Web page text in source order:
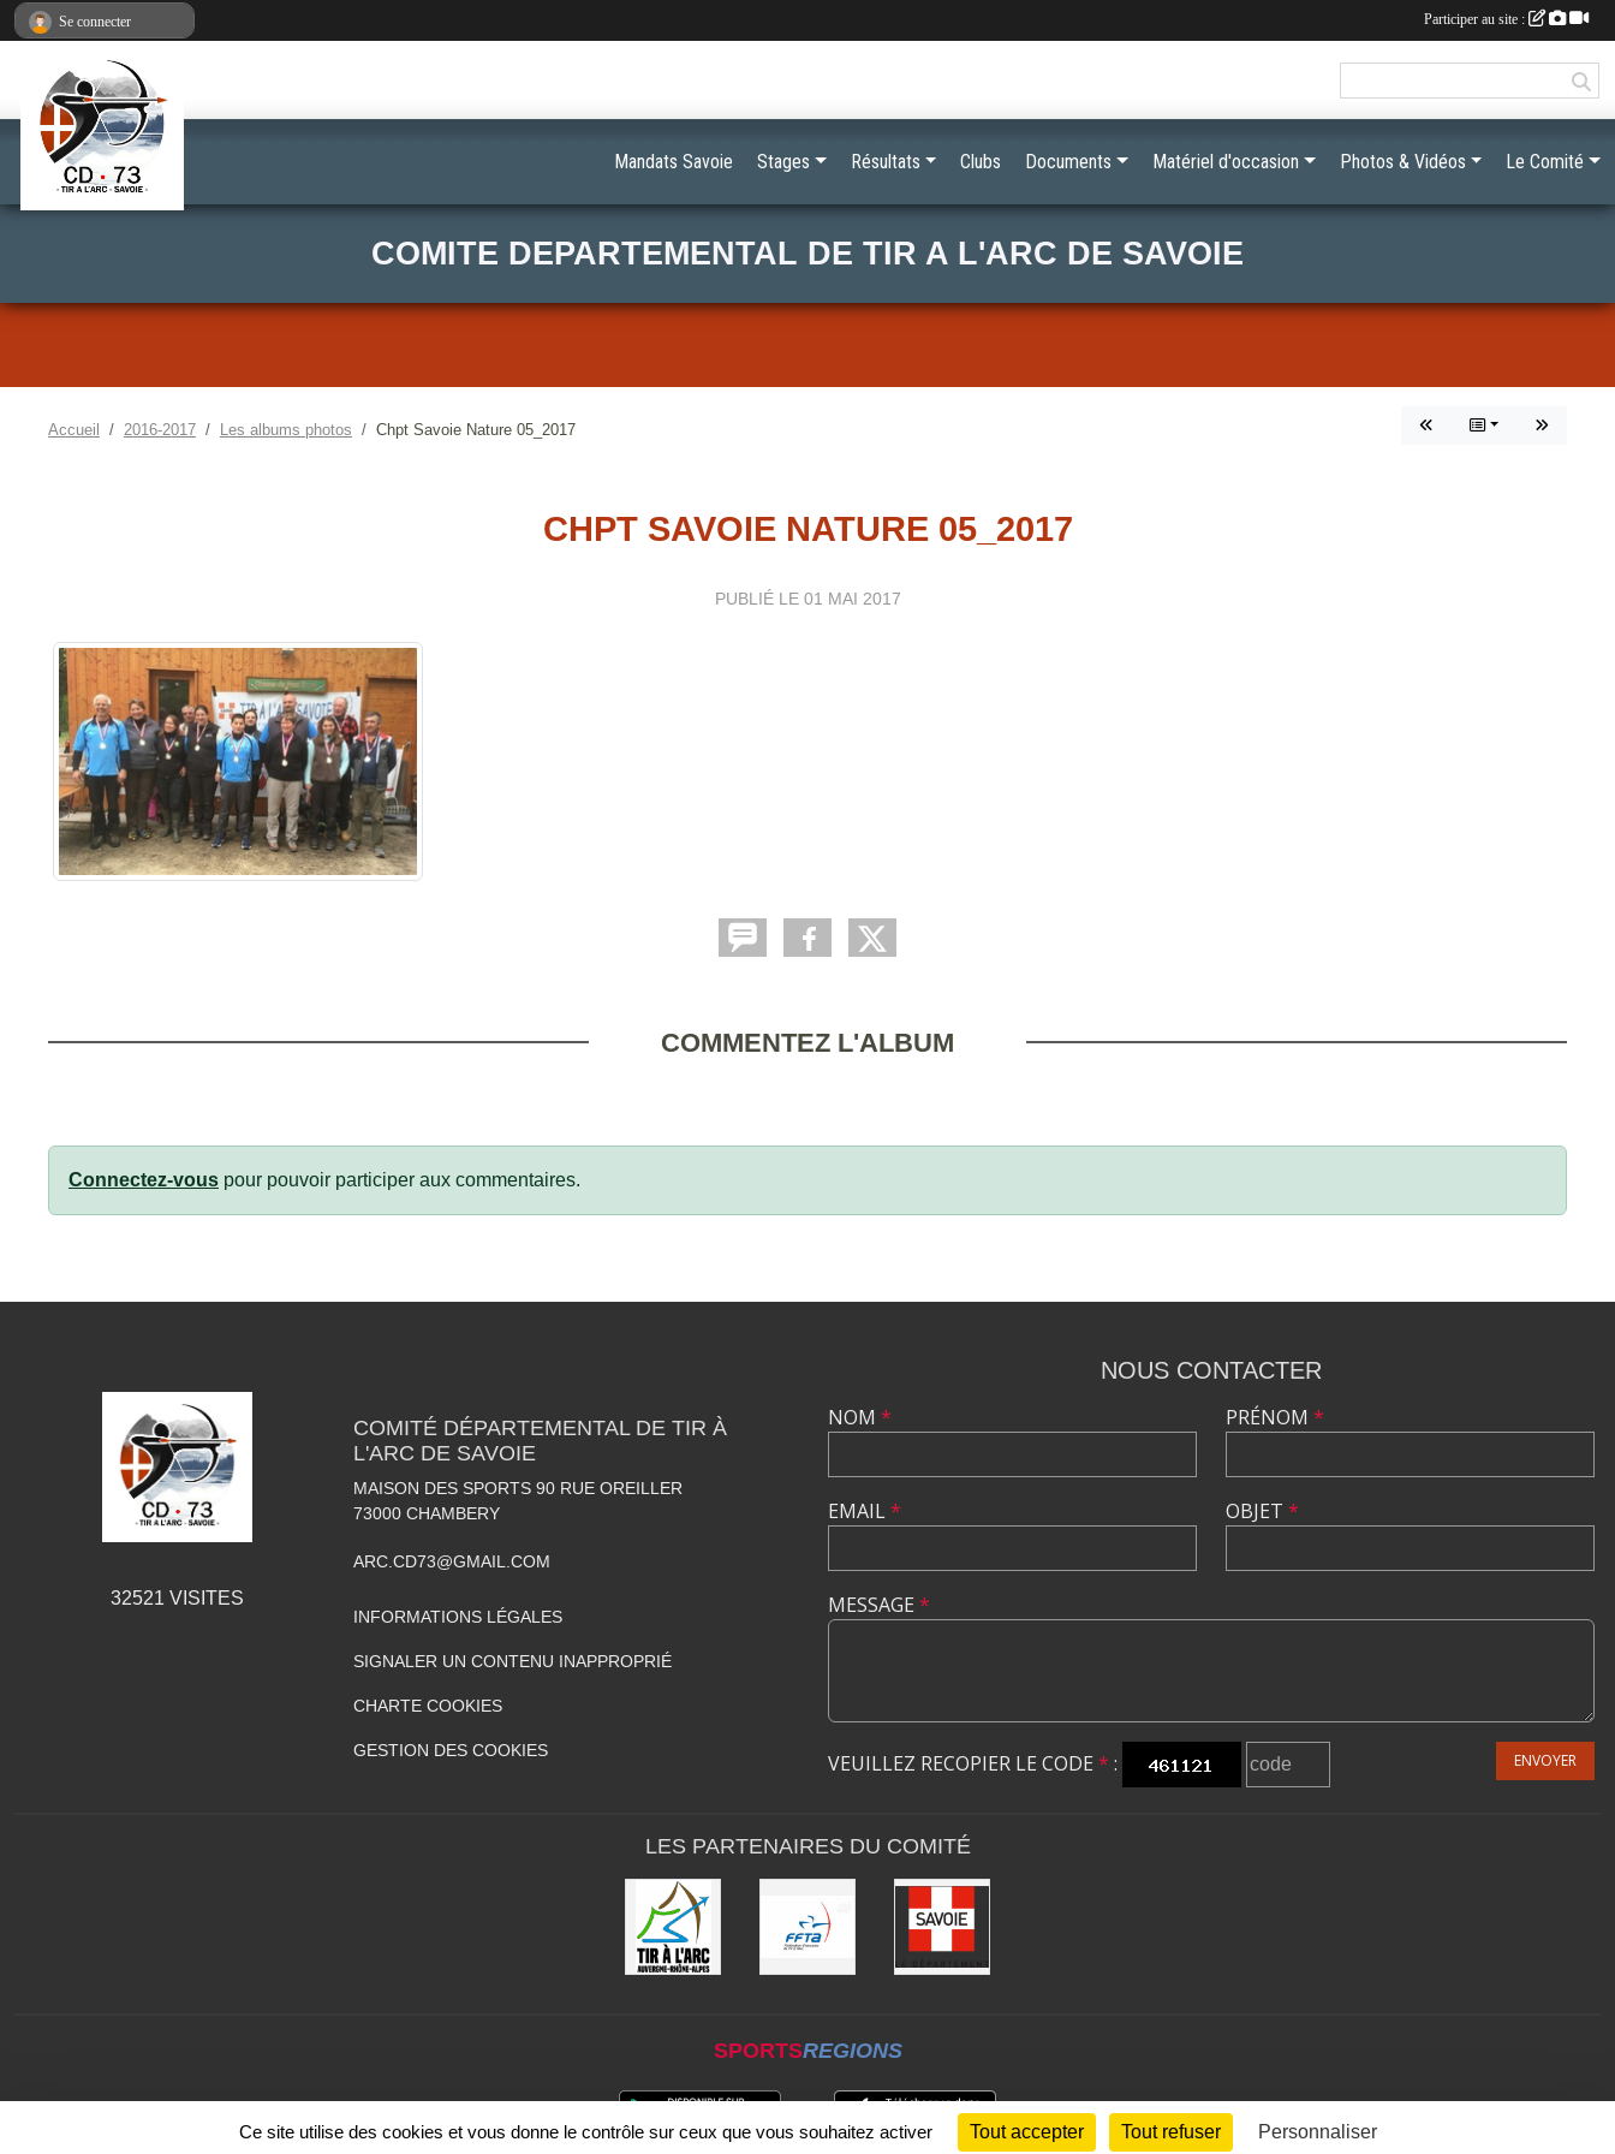
COMITE DEPARTEMENTAL DE TIR A L'ARC DE SAVOIE
Accueil 2016-2017 Les albums photos Chpt Savoie Nature 05_2017
CHPT SAVOIE NATURE 05_2017
PUBLIÉ LE 01 MAI 2017
COMMENTEZ L'ALBUM
Connectez-vous pour pouvoir participer aux commentaires.
Mandats Savoie Stages Résultats Clubs Documents Matériel d'occasion Photos & Vidéos Le Comité
32521 VISITES
COMITÉ DÉPARTEMENTAL DE TIR À
L'ARC DE SAVOIE
MAISON DES SPORTS 90 RUE OREILLER
73000 CHAMBERY
ARC.CD73@GMAIL.COM
INFORMATIONS LÉGALES
SIGNALER UN CONTENU INAPPROPRIÉ
CHARTE COOKIES
GESTION DES COOKIES
NOUS CONTACTER
NOM *
EMAIL*
PRÉNOM *
OBJET *
MESSAGE *
VEUILLEZ RECOPIER LE CODE * : ENVOYER
LES PARTENAIRES DU COMITÉ
SPORTSREGIONS
Se connecter Participer au site :
Panneau de gestion des cookies
Ce site utilise des cookies et vous donne le contrôle sur ceux que vous souhaitez activer Tout accepter Tout refuser Personnaliser